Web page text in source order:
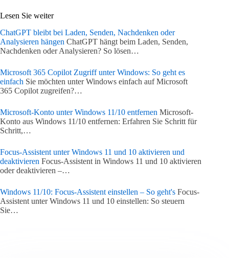
Lesen Sie weiter
ChatGPT bleibt bei Laden, Senden, Nachdenken oder
Analysieren hängen ChatGPT hängt beim Laden, Senden,
Nachdenken oder Analysieren? So lösen…
Microsoft 365 Copilot Zugriff unter Windows: So geht es
einfach Sie möchten unter Windows einfach auf Microsoft
365 Copilot zugreifen?…
Microsoft-Konto unter Windows 11/10 entfernen Microsoft-
Konto aus Windows 11/10 entfernen: Erfahren Sie Schritt für
Schritt,…
Focus-Assistent unter Windows 11 und 10 aktivieren und
deaktivieren Focus-Assistent in Windows 11 und 10 aktivieren
oder deaktivieren –…
Windows 11/10: Focus-Assistent einstellen – So geht's Focus-
Assistent unter Windows 11 und 10 einstellen: So steuern
Sie…